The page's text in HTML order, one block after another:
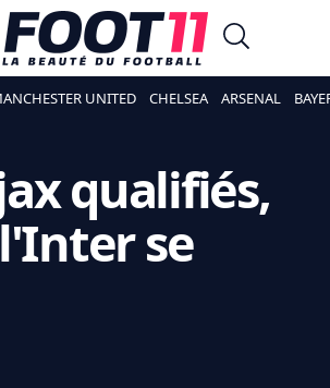
UNITED CHELSEA ARSENAL
qualifiés,
se